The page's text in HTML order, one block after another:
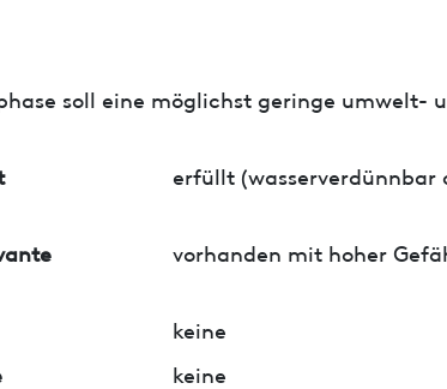
soll eine möglichst geringe umwelt-
erfüllt (wasserverdünnbar
vorhanden mit hoher
keine
keine